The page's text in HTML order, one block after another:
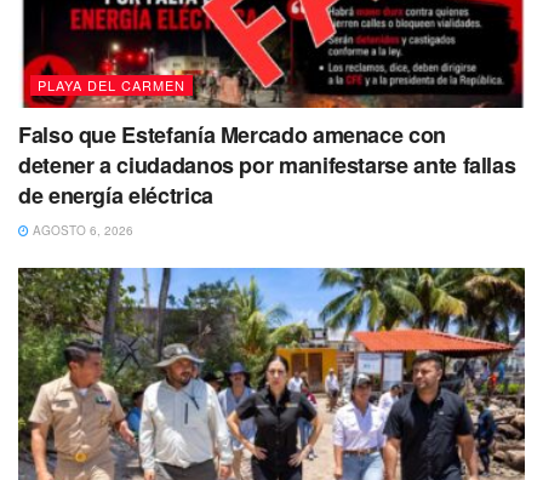
PLAYA DEL CARMEN
Falso que Estefanía Mercado amenace con
detener a ciudadanos por manifestarse ante fallas
de energía eléctrica
AGOSTO 6, 2026